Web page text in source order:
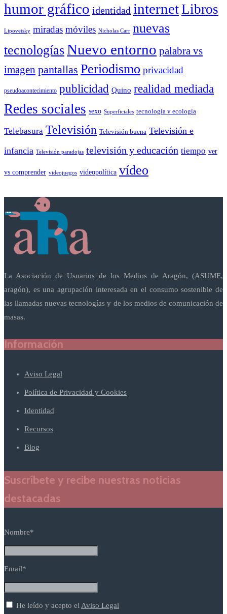
humor gráfico identidad internetLibros
Lipovetsky miradas móviles Nicholas Carr nuevas
tecnologíasNuevo entorno palabra vs
imagen pantallas Periodismo privacidad
pseudoacontecimiento publicidad Quino realidad mediada
Redes sociales sexo Superficiales tecnología y ecología
Telebasura Televisión Televisión buena Televisión e
infancia Televisión paradojas televisión y educación tiempo ver
vs comprender videojuegos videopolítica vídeo
La Asociación de Usuarios de los Medios de Aragón, (ASUME,
aragón), es una agrupación interesada en el consumo sostenible de
las llamadas nuevas tecnologías y de los medios de comunicación de
masas.
Información
Aviso Legal
Política de Privacidad y Cookies
Identidad
Recursos
Blog
Suscríbete y recibe nuestras noticias
destacadas
Nombre*
Email*
He leído y acepto el Aviso Legal